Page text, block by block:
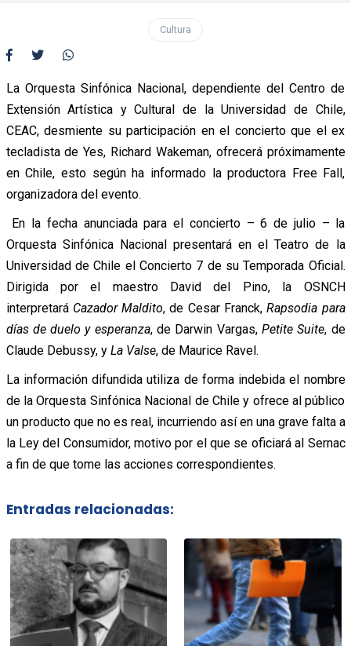
Cultura
La Orquesta Sinfónica Nacional, dependiente del Centro de
Extensión Artística y Cultural de la Universidad de Chile,
CEAC, desmiente su participación en el concierto que el ex
tecladista de Yes, Richard Wakeman, ofrecerá próximamente
en Chile, esto según ha informado la productora Free Fall,
organizadora del evento.
En la fecha anunciada para el concierto – 6 de julio – la
Orquesta Sinfónica Nacional presentará en el Teatro de la
Universidad de Chile el Concierto 7 de su Temporada Oficial.
Dirigida por el maestro David del Pino, la OSNCH
interpretará Cazador Maldito, de Cesar Franck,Rapsodia para
días de duelo y esperanza, de Darwin Vargas, Petite Suite, de
Claude Debussy, y La Valse, de Maurice Ravel.
La información difundida utiliza de forma indebida el nombre
de la Orquesta Sinfónica Nacional de Chile y ofrece al público
un producto que no es real, incurriendo así en una grave falta a
la Ley del Consumidor, motivo por el que se oficiará al Sernac
a fin de que tome las acciones correspondientes.
Entradas relacionadas: